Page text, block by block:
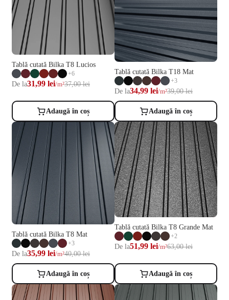
Tablă cutată Bilka T8 Lucios
+6
De la31,99 lei/m²37,00 lei
Adaugă în coș
Tablă cutată Bilka T18 Mat
+3
De la34,99 lei/m²39,00 lei
Adaugă în coș
Tablă cutată Bilka T8 Mat
+3
De la35,99 lei/m²40,00 lei
Adaugă în coș
Tablă cutată Bilka T8 Grande Mat
+2
De la51,99 lei/m²63,00 lei
Adaugă în coș